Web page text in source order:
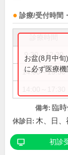
診療/受付時間
9:30～12:30
14:00～15:30
お盆(8月中
に必ず医療機
備考: 臨
休診日: 木、日、
初診